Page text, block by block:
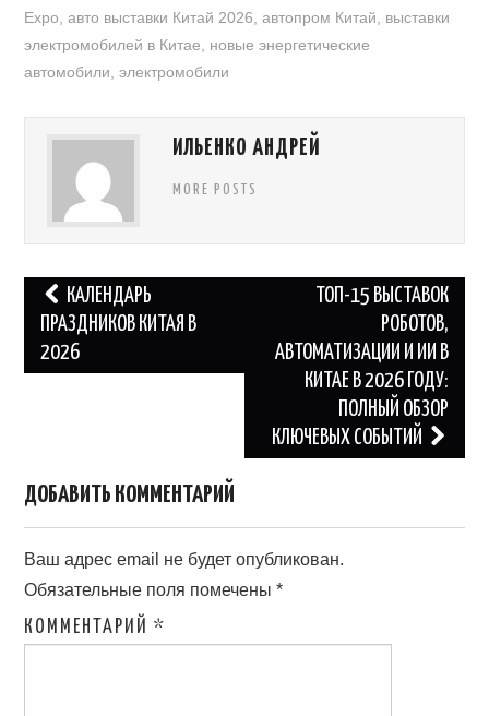
Expo ,авто выставки Китай 2026 ,автопром Китай
выставки
электромобилей в Китае
новые энергетические
автомобили ,электромобили
ИЛЬЕНКО АНДРЕЙ
MORE POSTS
Навигация
по
записям
КАЛЕНДАРЬ
ПРАЗДНИКОВ КИТАЯ В
2026
ТОП-15 ВЫСТАВОК
РОБОТОВ,
АВТОМАТИЗАЦИИ И ИИ В
КИТАЕ В 2026 ГОДУ:
ПОЛНЫЙ ОБЗОР
КЛЮЧЕВЫХ СОБЫТИЙ
ДОБАВИТЬ КОММЕНТАРИЙ
Ваш адрес email не будет опубликован.
Обязательные поля помечены*
КОММЕНТАРИЙ*